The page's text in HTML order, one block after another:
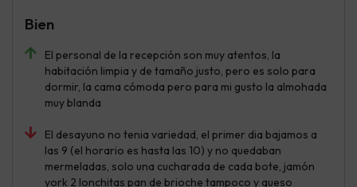
El personal de la recepción son muy atentos, la
habitación limpia y de tamaño justo, pero es solo para
dormir, la cama cómoda pero para mi gusto la almohada
muy blanda
El desayuno no tenia variedad, el primer dia bajamos a
las 9 (el horario es hasta las 10) y no quedaban
mermeladas, solo una cucharada de cada bote, jamón
york 2 lonchitas pan de brioche tampoco y queso
Bien